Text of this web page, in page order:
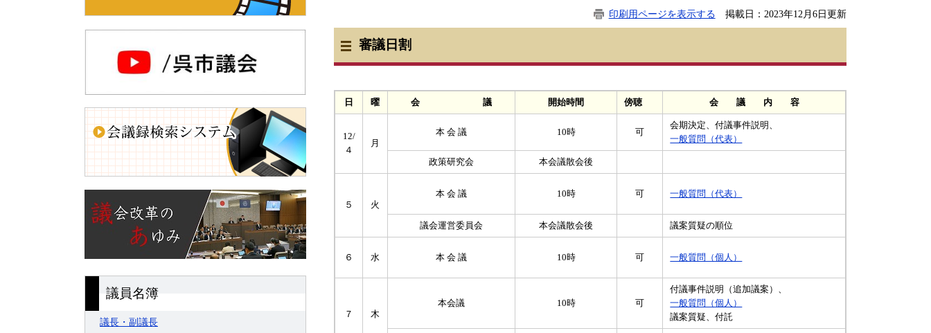
議員名簿
議長・副議長
印刷用ページを表示する 掲載日：2023年12月6日更新
審議日割
日 曜 会 議 開始時間 傍聴 会 議 内 容
12/
４
月
本 会 議 10時 可
会期決定、付議事件説明、
一般質問（代表）
政策研究会 本会議散会後
５ 火
本 会 議 10時 可 一般質問（代表）
議会運営委員会 本会議散会後 議案質疑の順位
６ 水 本 会 議 10時 可 一般質問（個人）
７ 木
本会議 10時 可
付議事件説明（追加議案）、
一般質問（個人）
議案質疑、付託